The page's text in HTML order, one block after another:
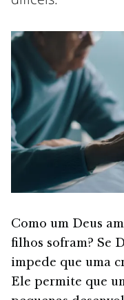
Como um Deus
filhos sofram? Se
impede que uma
Ele permite que